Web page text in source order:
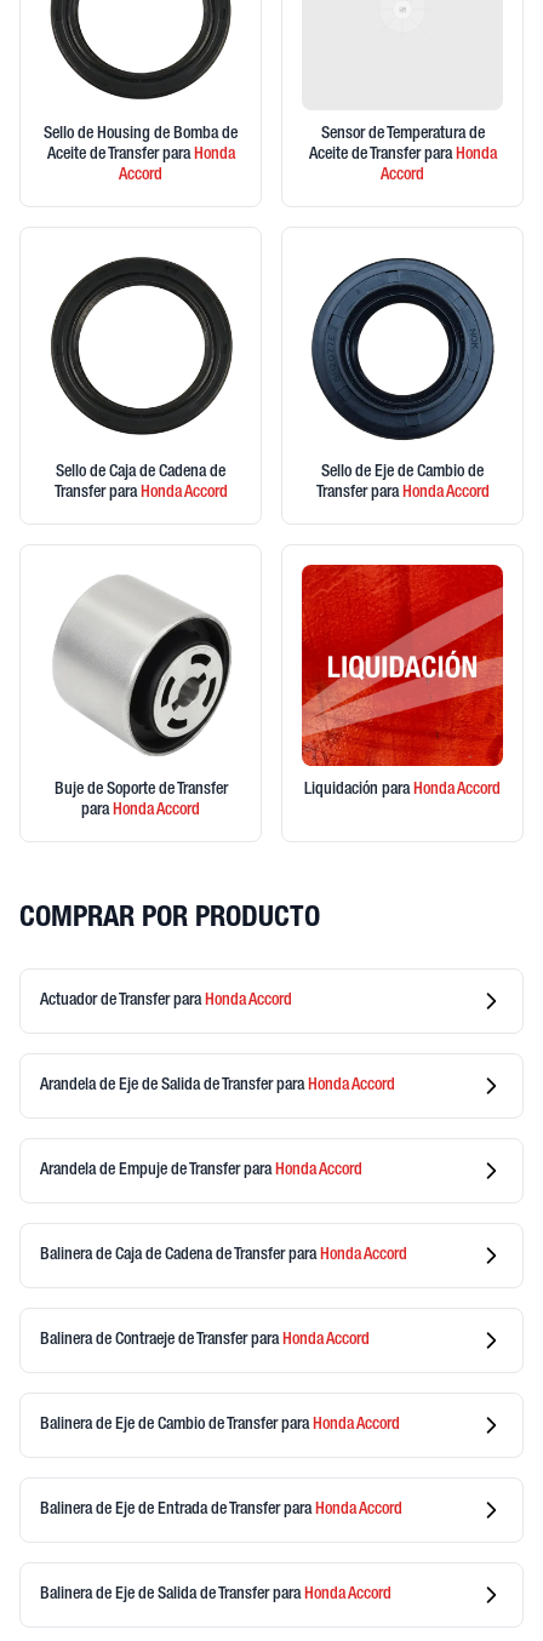
Sello de Housing de Bomba de
Aceite de Transfer paraHonda
Accord
Sensor de Temperatura de
Aceite de Transfer paraHonda
Accord
Sello de Caja de Cadena de
Transfer paraHondaAccord
Sello de Eje de Cambio de
Transfer paraHondaAccord
Buje de Soporte de Transfer
paraHondaAccord
Liquidación paraHondaAccord
COMPRAR POR PRODUCTO
Actuador de Transferpara HondaAccord
Arandela de Eje de Salida de Transferpara HondaAccord
Arandela de Empuje de Transferpara HondaAccord
Balinera de Caja de Cadena de Transferpara HondaAccord
Balinera de Contraeje de Transferpara HondaAccord
Balinera de Eje de Cambio de Transferpara HondaAccord
Balinera de Eje de Entrada de Transferpara HondaAccord
Balinera de Eje de Salida de Transferpara HondaAccord